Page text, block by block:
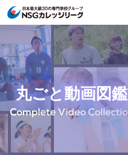
丸ごと動画図鑑